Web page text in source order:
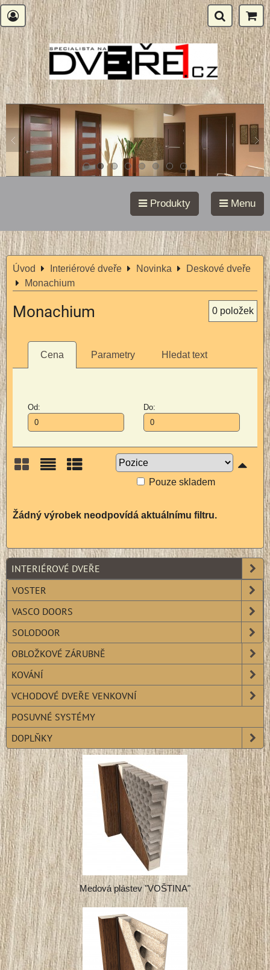
Produkty Menu
Úvod Interiérové dveře Novinka
Deskové dveře
Monachium
Monachium 0 položek
Cena Parametry Hledat text
Od: Do:
Pouze skladem
INTERIÉROVÉ DVEŘE
VOSTER
VASCO DOORS
SOLODOOR
OBLOŽKOVÉ ZÁRUBNĚ
KOVÁNÍ
VCHODOVÉ DVEŘE VENKOVNÍ
POSUVNÉ SYSTÉMY
DOPLŇKY
Medová plástev "VOŠTINA"